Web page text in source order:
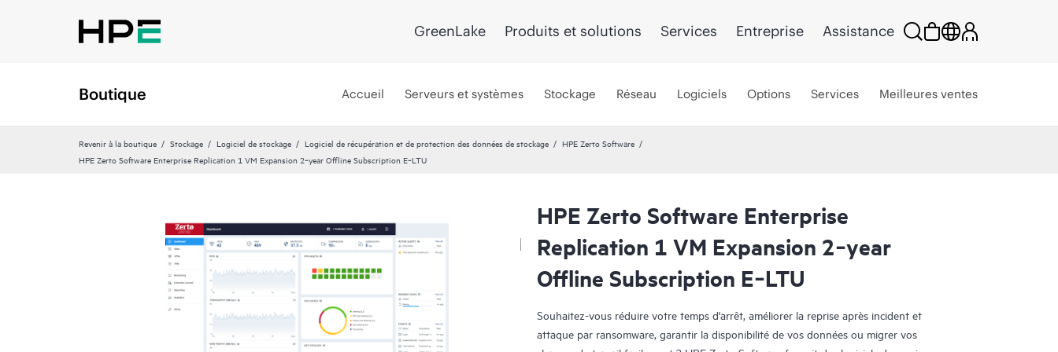
GreenLake Produits et solutions Services Entreprise Assistance
Boutique Accueil Serveurs et systèmes Stockage Réseau Logiciels Options Services Meilleures ventes
Revenir à la boutique Stockage Logiciel de stockage Logiciel de récupération et de protection des données de stockage
HPE Zerto Software
HPE Zerto Software Enterprise Replication 1 VM Expansion 2‑year Offline Subscription E‑LTU
HPE Zerto Software Enterprise
Replication 1 VM Expansion 2‑year
Offline Subscription E‑LTU
Souhaitez-vous réduire votre temps d'arrêt, améliorer la reprise après incident et
attaque par ransomware, garantir la disponibilité de vos données ou migrer vos